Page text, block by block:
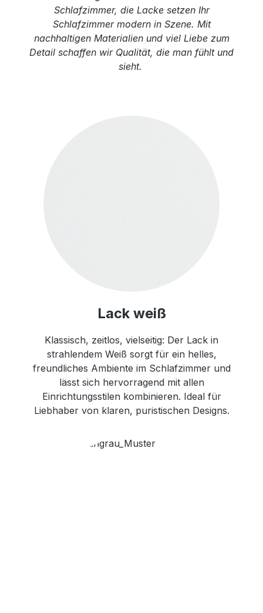
Schlafzimmer, die Lacke setzen Ihr
Schlafzimmer modern in Szene. Mit
nachhaltigen Materialien und viel Liebe zum
Detail schaffen wir Qualität, die man fühlt und
sieht.
Lack weiß
Klassisch, zeitlos, vielseitig: Der Lack in
strahlendem Weiß sorgt für ein helles,
freundliches Ambiente im Schlafzimmer und
lässt sich hervorragend mit allen
Einrichtungsstilen kombinieren. Ideal für
Liebhaber von klaren, puristischen Designs.